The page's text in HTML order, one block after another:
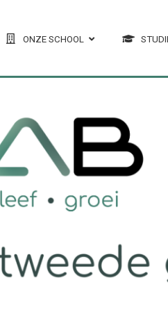
ONZE SCHOOL